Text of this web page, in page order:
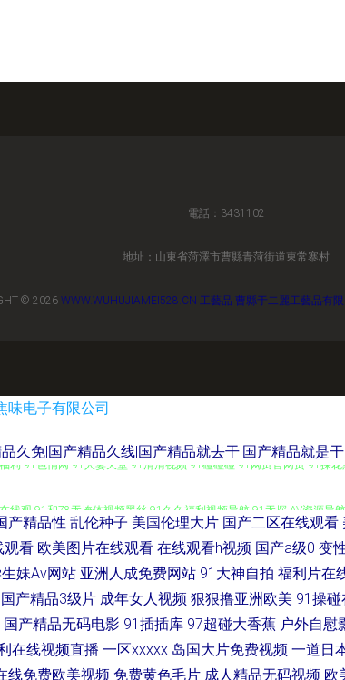
電話：3431102
地址：山東省菏澤市曹縣青菏街道東常寨村
© 2026 WWW.WUHUJIAMEI528.CN 工藝品 曹縣于二麗工藝品有限
味电子有限公司
久免|国产精品久线|国产精品就去干|国产精品就是
91色惰网 91人妻天堂 91清清视频 91碰碰碰 91网页官网页 91探
国产精品在线91 日韩伦理一本道 91传媒网站 殴美一二三 国产精
久草在线资源网 蜜桃视频免费福利 日本a区国产精品水牛 探花少
产精品性 乱伦种子 美国伦理大片 国产二区在线观看
观看 欧美图片在线观看 在线观看h视频 国产a级0 变
妹Av网站 亚洲人成免费网站 91大神自拍 福利片在
国产精品3级片 成年女人视频 狠狠撸亚洲欧美 91操碰
国产精品无码电影 91插插库 97超碰大香蕉 户外自慰
在线视频直播 一区xxxxx 岛国大片免费视频 一道日
线免费欧美视频 免费黄色毛片 成人精品无码视频 欧